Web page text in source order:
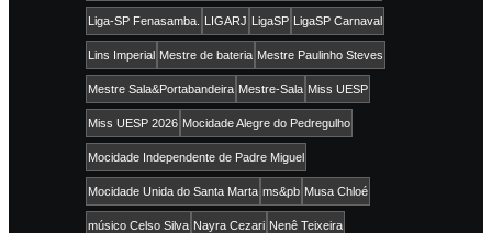
Liga-SP Fenasamba. LIGARJ LigaSP LigaSP Carnaval
Lins Imperial Mestre de bateria Mestre Paulinho Steves
Mestre Sala&Portabandeira Mestre-Sala Miss UESP
Miss UESP 2026 Mocidade Alegre do Pedregulho
Mocidade Independente de Padre Miguel
Mocidade Unida do Santa Marta ms&pb Musa Chloé
músico Celso Silva Nayra Cezari Nenê Teixeira